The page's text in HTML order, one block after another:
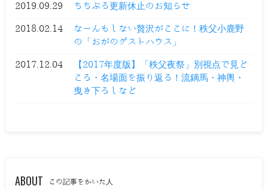
2019.09.29 ちちぶる更新休止のお知らせ
2018.02.14
なーんもしない贅沢がここに！秩父小鹿野
の「おがのゲストハウス」
2017.12.04
【2017年度版】「秩父夜祭」別視点で見ど
ころ・名場面を振り返る！流鏑馬・神輿・
曳き下ろしなど
ABOUT この記事をかいた人